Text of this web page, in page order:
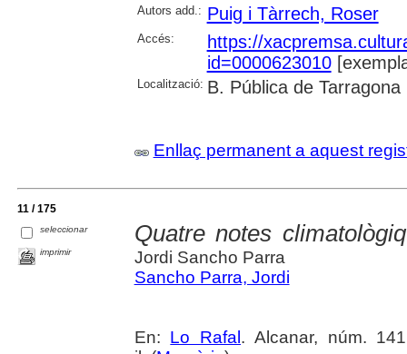
Autors add.: Puig i Tàrrech, Roser
Accés:
https://
id=0000623010
Localització: B. Pública de Tarragona
Enllaç permanent a aquest
11 / 175
seleccionar
imprimir
Quatre notes
Jordi Sancho Parra
Sancho Parra, Jordi
En: Lo Rafal . Alcanar, núm.